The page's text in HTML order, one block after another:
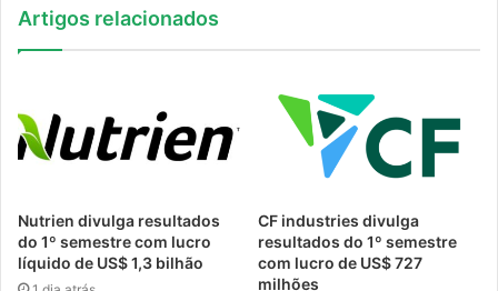
Artigos relacionados
Nutrien divulga resultados
do 1º semestre com lucro
líquido de US$ 1,3 bilhão
CF industries divulga
resultados do 1º semestre
com lucro de US$ 727
milhões